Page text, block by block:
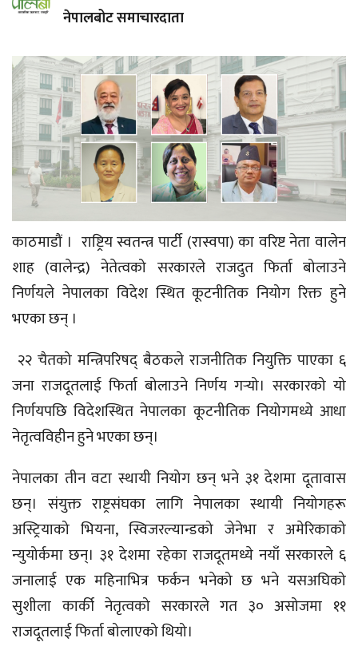
नेपालबोट समाचारदाता
काठमाडौं । राष्ट्रिय स्वतन्त्र पार्टी (रास्वपा) का वरिष्ट नेता वालेन
शाह (वालेन्द्र) नेतेत्वको सरकारले राजदुत फिर्ता बोलाउने
निर्णयले नेपालका विदेश स्थित कूटनीतिक नियोग रिक्त हुने
भएका छन् ।
२२ चैतको मन्त्रिपरिषद् बैठकले राजनीतिक नियुक्ति पाएका ६
जना राजदूतलाई फिर्ता बोलाउने निर्णय गर्‍यो। सरकारको यो
निर्णयपछि विदेशस्थित नेपालका कूटनीतिक नियोगमध्ये आधा
नेतृत्वविहीन हुने भएका छन्।
नेपालका तीन वटा स्थायी नियोग छन् भने ३१ देशमा दूतावास
छन्। संयुक्त राष्ट्रसंघका लागि नेपालका स्थायी नियोगहरू
अस्ट्रियाको भियना, स्विजरल्यान्डको जेनेभा र अमेरिकाको
न्युयोर्कमा छन्। ३१ देशमा रहेका राजदूतमध्ये नयाँ सरकारले ६
जनालाई एक महिनाभित्र फर्कन भनेको छ भने यसअघिको
सुशीला कार्की नेतृत्वको सरकारले गत ३० असोजमा ११
राजदूतलाई फिर्ता बोलाएको थियो।